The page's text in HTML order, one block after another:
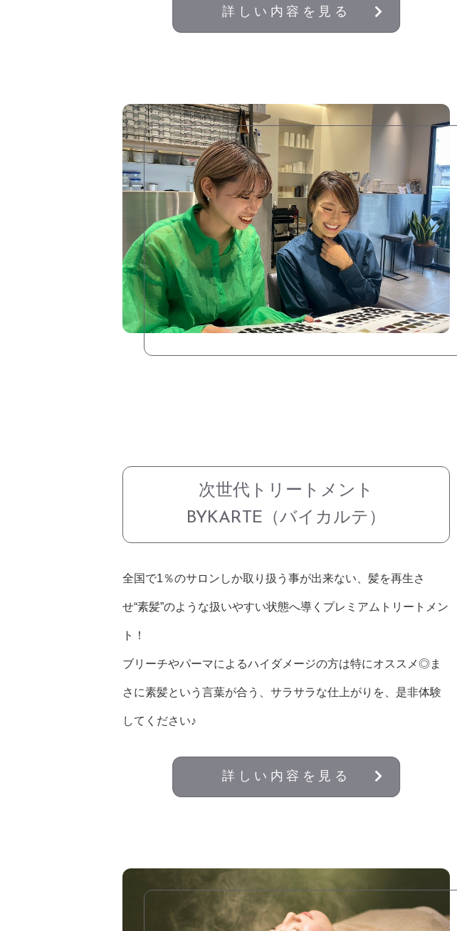
詳しい内容を見る
次世代トリートメント
BYKARTE（バイカルテ）
全国で1％のサロンしか取り扱う事が出来ない、髪を再生さ
せ“素髪”のような扱いやすい状態へ導くプレミアムトリートメン
ト！
ブリーチやパーマによるハイダメージの方は特にオススメ◎ま
さに素髪という言葉が合う、サラサラな仕上がりを、是非体験
してください♪
詳しい内容を見る